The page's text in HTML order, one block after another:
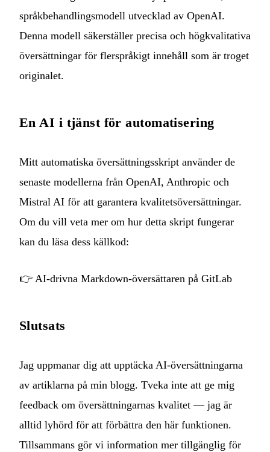
språkbehandlingsmodell utvecklad av OpenAI.
Denna modell säkerställer precisa och högkvalitativa
översättningar för flerspråkigt innehåll som är troget
originalet.
En AI i tjänst för automatisering
Mitt automatiska översättningsskript använder de
senaste modellerna från OpenAI, Anthropic och
Mistral AI för att garantera kvalitetsöversättningar.
Om du vill veta mer om hur detta skript fungerar
kan du läsa dess källkod:
👉 AI-drivna Markdown-översättaren på GitLab
Slutsats
Jag uppmanar dig att upptäcka AI-översättningarna
av artiklarna på min blogg. Tveka inte att ge mig
feedback om översättningarnas kvalitet — jag är
alltid lyhörd för att förbättra den här funktionen.
Tillsammans gör vi information mer tillgänglig för